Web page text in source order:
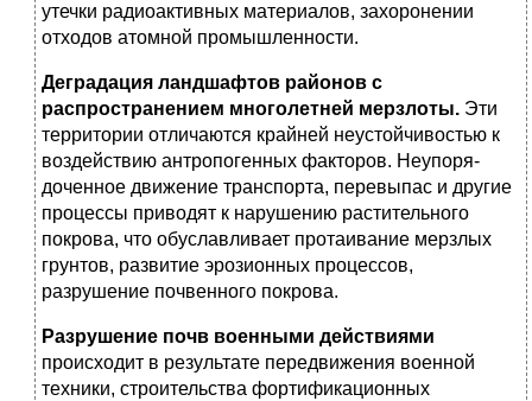
утечки радиоактивных мате­риалов, захоронении
отходов атомной промышленности.
Деградация ландшафтов районов с
распространением много­летней мерзлоты. Эти
территории отличаются крайней неус­тойчивостью к
воздействию антропогенных факторов. Неупоря­
доченное движение транспорта, перевыпас и другие
процессы приводят к нарушению растительного
покрова, что обуслав­ливает протаивание мерзлых
грунтов, развитие эрозионных процессов,
разрушение почвенного покрова.
Разрушение почв военными действиями
происходит в резуль­тате передвижения военной
техники, строительства фортифи­кационных